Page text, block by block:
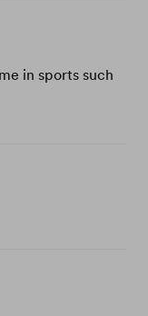
in sports such